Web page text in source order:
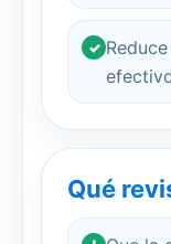
✓
Qué